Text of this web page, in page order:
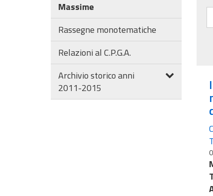
Massime
Rassegne monotematiche
Relazioni al C.P.G.A.
Archivio storico anni
2011-2015